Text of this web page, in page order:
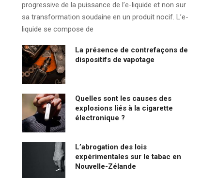
progressive de la puissance de l’e-liquide et non sur
sa transformation soudaine en un produit nocif. L’e-
liquide se compose de
La présence de contrefaçons de
dispositifs de vapotage
Quelles sont les causes des
explosions liés à la cigarette
électronique ?
L’abrogation des lois
expérimentales sur le tabac en
Nouvelle-Zélande